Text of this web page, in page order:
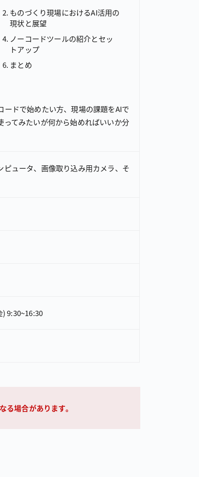
ものづくり現場におけるAI活用の
現状と展望
ノーコードツールの紹介とセッ
トアップ
まとめ
ドで始めたい方、現場の課題をAIで
てみたいが何から始めればいいか分
ピュータ、画像取り込み用カメラ、そ
：30～16：30
る場合があります。